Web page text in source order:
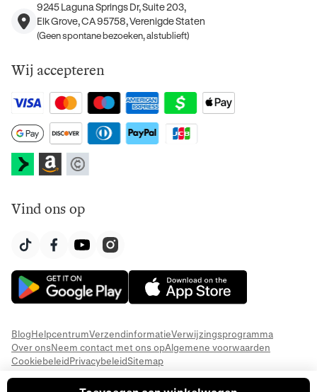
9245 Laguna Springs Dr, Suite 203,
Elk Grove, CA 95758, Verenigde Staten
(Geen spontane bezoeken, alstublieft)
Wij accepteren
Vind ons op
BlogHelpcentrumVerzendinformatieVerwijzingsprogramma
Over onsNeem contact met ons opAlgemene voorwaarden
CookiebeleidPrivacybeleidSitemap